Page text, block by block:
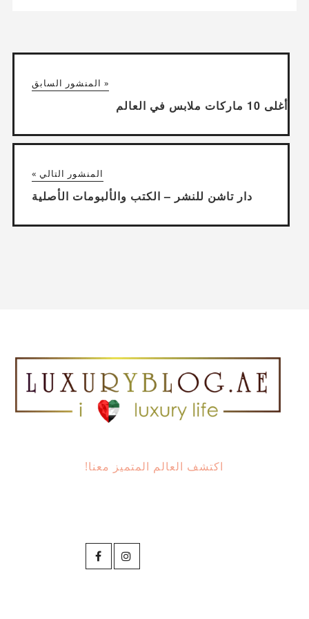
« المنشور السابق
أغلى 10 ماركات ملابس في العالم
المنشور التالي »
دار تاشن للنشر – الكتب والألبومات الأصلية
اكتشف العالم المتميز معنا!